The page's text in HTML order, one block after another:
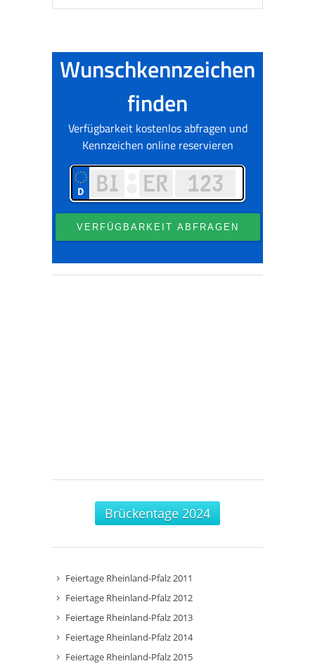
Brückentage 2024
Feiertage Rheinland-Pfalz 2011
Feiertage Rheinland-Pfalz 2012
Feiertage Rheinland-Pfalz 2013
Feiertage Rheinland-Pfalz 2014
Feiertage Rheinland-Pfalz 2015